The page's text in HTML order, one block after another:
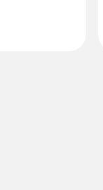
guardar tus